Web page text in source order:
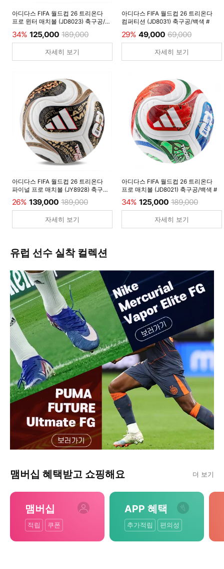
아디다스 FIFA 월드컵 26 트리온다
프로 윈터 매치볼 (JD8023) 축구공/
34% 125,000 189,000
자세히 보기
아디다스 FIFA 월드컵 26 트리온다
컴퍼티션 (JD8031) 축구공/백색 #
29% 49,000 69,000
자세히 보기
아디다스 FIFA 월드컵 26 트리온다
파이널 프로 매치볼 (JY8928) 축구공/
26% 139,000 189,000
자세히 보기
아디다스 FIFA 월드컵 26 트리온다
프로 매치볼 (JD8021) 축구공/백색 #
34% 125,000 189,000
자세히 보기
유럽 선수 실착 컬렉션
맴버십 혜택받고 쇼핑해요 더 보기
맴버십
적립 쿠폰
APP 혜택
추가적립 편의성